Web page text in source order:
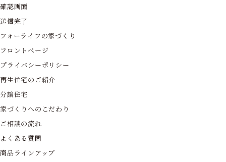
確認画面
送信完了
フォーライフの家づくり
フロントページ
プライバシーポリシー
再生住宅のご紹介
分譲住宅
家づくりへのこだわり
ご相談の流れ
よくある質問
商品ラインアップ